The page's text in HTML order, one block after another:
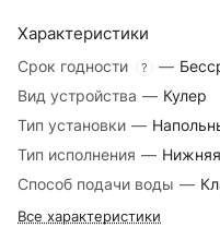
Характеристики
Срок годности ? —
Вид устройства — Кулер
Тип установки —
Тип исполнения —
Способ подачи воды —
Все характеристики